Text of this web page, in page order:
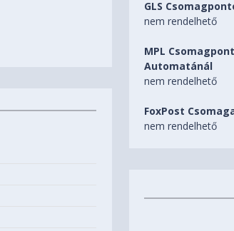
GLS
nem rendelhető
MPL
Automatánál
nem rendelhető
FoxPost
nem rendelhető